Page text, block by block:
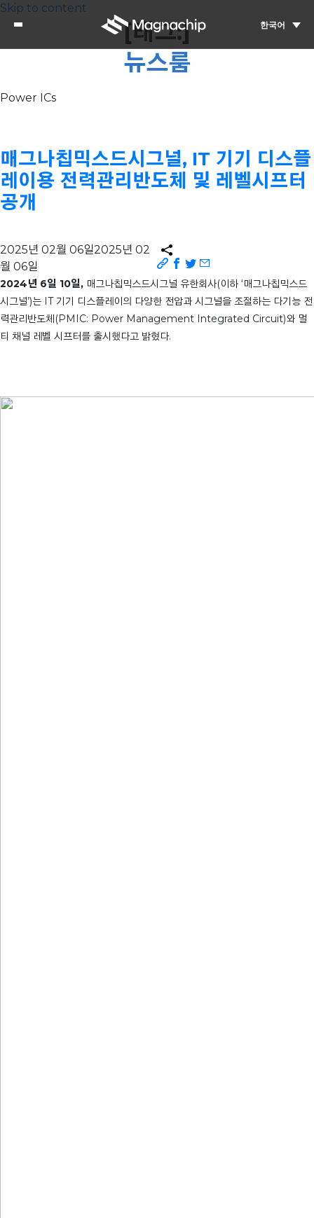
Skip to content
한국어
[태그:]
뉴스룸
Power ICs
매그나칩믹스드시그널, IT 기기 디스플
레이용 전력관리반도체 및 레벨시프터
공개
2025년 02월 06일2025년 02
월 06일
2024년 6일 10일, 매그나칩믹스드시그널 유한회사(이하 ‘매그나칩믹스드
시그널’)는 IT 기기 디스플레이의 다양한 전압과 시그널을 조절하는 다기능 전
력관리반도체(PMIC: Power Management Integrated Circuit)와 멀
티 채널 레벨 시프터를 출시했다고 밝혔다.